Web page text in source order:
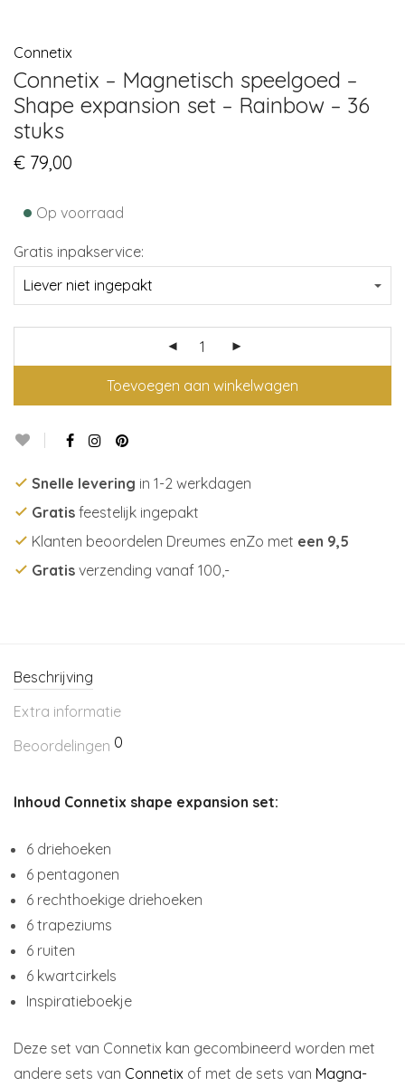
Connetix
Connetix – Magnetisch speelgoed –
Shape expansion set – Rainbow – 36
stuks
€ 79,00
• Op voorraad
Gratis inpakservice:
Toevoegen aan winkelwagen
Snelle levering in 1-2 werkdagen
Gratis feestelijk ingepakt
Klanten beoordelen Dreumes enZo met een 9,5
Gratis verzending vanaf 100,-
Beschrijving
Extra informatie
Beoordelingen 0
Inhoud Connetix shape expansion set:
6 driehoeken
6 pentagonen
6 rechthoekige driehoeken
6 trapeziums
6 ruiten
6 kwartcirkels
Inspiratieboekje
Deze set van Connetix kan gecombineerd worden met
andere sets van Connetix of met de sets van Magna-